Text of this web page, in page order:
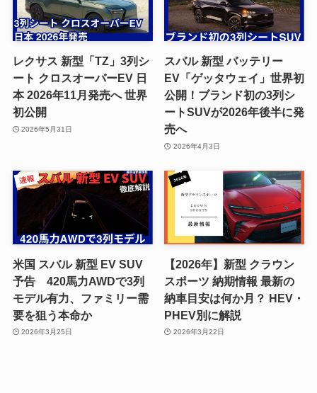
レクサス 新型「TZ」3列シ
ート クロスオーバーEV 日
本 2026年11月発売へ 世界
初公開
2026年5月31日
スバル 新型 バッテリー
EV「ゲッタウェイ」世界初
公開！ブランド初の3列シ
ートSUVが2026年後半に発
売へ
2026年4月3日
米国 スバル 新型 EV SUV
予告 420馬力AWDで3列
モデル有力、ファミリー需
要を狙う本命か
2026年3月25日
【2026年】新型 クラウン
スポーツ 納期情報 最新の
納車目安は何か月？ HEV・
PHEV別に解説
2026年3月22日